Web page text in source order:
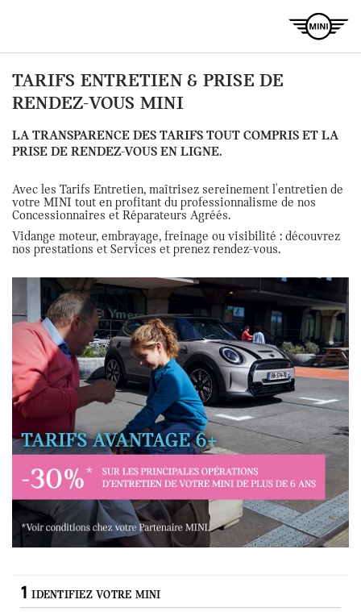
TARIFS ENTRETIEN & PRISE DE
RENDEZ-VOUS MINI
LA TRANSPARENCE DES TARIFS TOUT COMPRIS ET LA
PRISE DE RENDEZ-VOUS EN LIGNE.
Avec les Tarifs Entretien, maîtrisez sereinement l'entretien de
votre MINI tout en profitant du professionnalisme de nos
Concessionnaires et Réparateurs Agréés.
Vidange moteur, embrayage, freinage ou visibilité : découvrez
nos prestations et Services et prenez rendez-vous.
1 IDENTIFIEZ VOTRE MINI